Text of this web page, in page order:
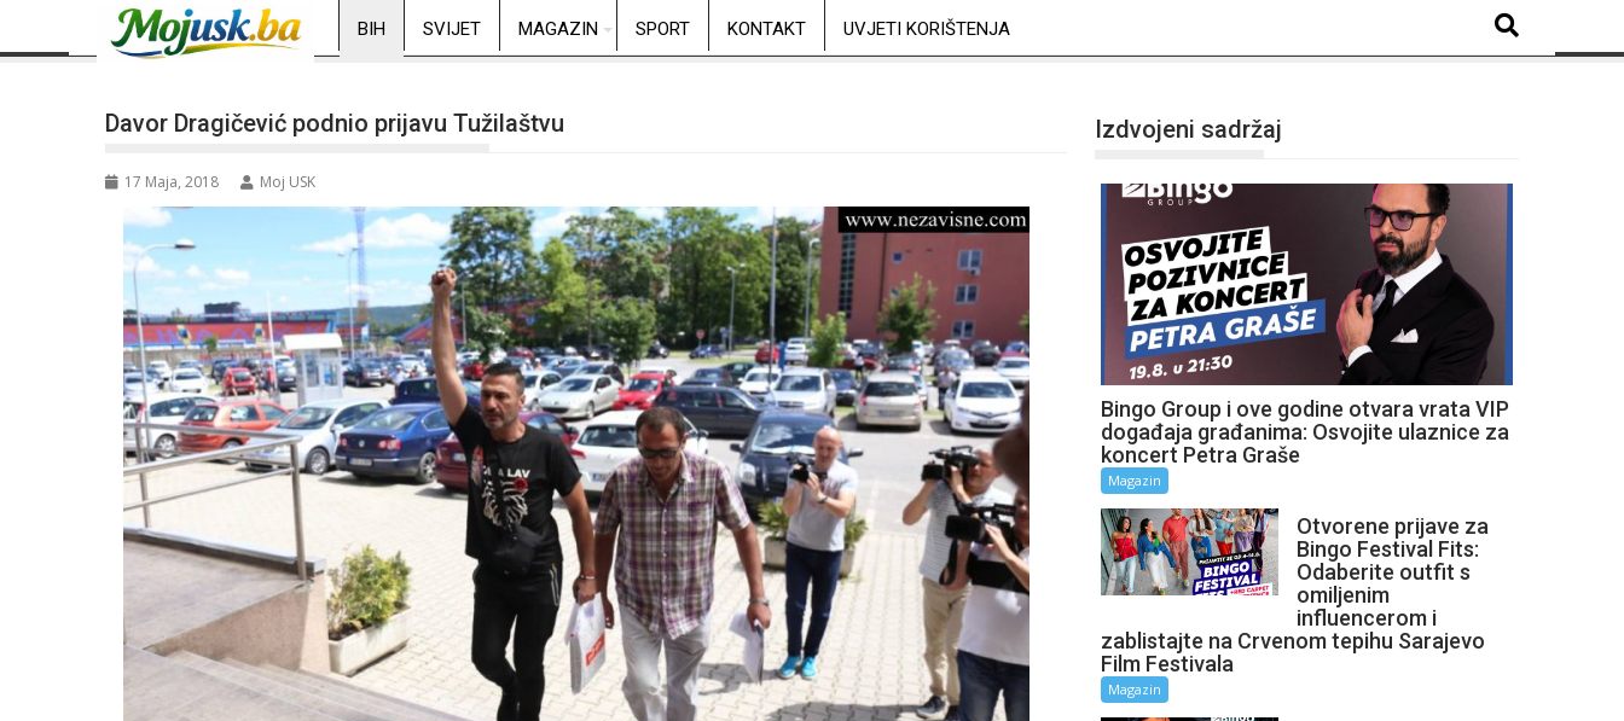
BIH SVIJET MAGAZIN SPORT KONTAKT UVJETI KORIŠTENJA
Davor Dragičević podnio prijavu Tužilaštvu
17 Maja, 2018 Moj USK
Izdvojeni sadržaj
Bingo Group i ove godine otvara vrata VIP
događaja građanima: Osvojite ulaznice za
koncert Petra Graše
Magazin
Otvorene prijave za
Bingo Festival Fits:
Odaberite outfit s
omiljenim
influencerom i
zablistajte na Crvenom tepihu Sarajevo
Film Festivala
Magazin